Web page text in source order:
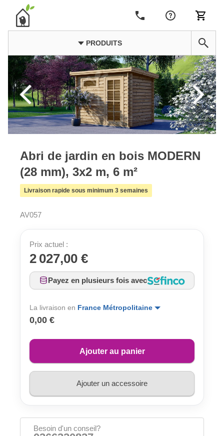
PRODUITS
Abri de jardin en bois MODERN
(28 mm), 3x2 m, 6 m²
Livraison rapide sous minimum 3 semaines
AV057
Prix actuel :
2 027,00 €
Payez en plusieurs fois avec
La livraison en France Métropolitaine
0,00 €
Ajouter au panier
Ajouter un accessoire
Besoin d'un conseil?